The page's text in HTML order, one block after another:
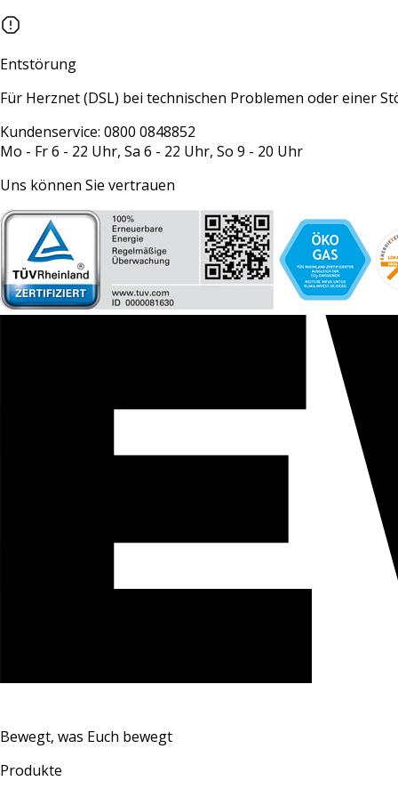
Entstörung
Für Herznet (DSL) bei technischen Problemen oder einer
Kundenservice: 0800 0848852
Mo - Fr 6 - 22 Uhr, Sa 6 - 22 Uhr, So 9 - 20 Uhr
Uns können Sie vertrauen
Bewegt, was Euch bewegt
Produkte